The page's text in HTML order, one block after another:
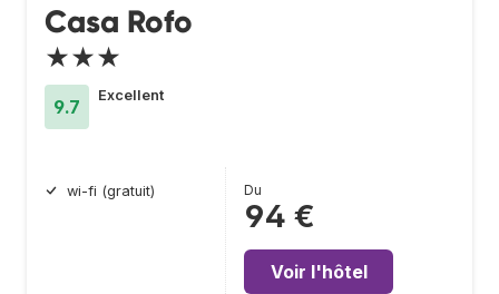
Casa Rofo
★★★
9.7
Excellent
wi-fi (gratuit) Du
94 €
Voir l'hôtel